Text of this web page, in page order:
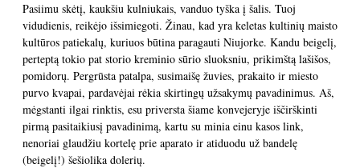
Pasiimu skėtį, kaukšiu kulniukais, vanduo tyška į šalis. Tuoj
vidudienis, reikėjo išsimiegoti. Žinau, kad yra keletas kultinių maisto
kultūros patiekalų, kuriuos būtina paragauti Niujorke. Kandu beigelį,
perteptą tokio pat storio kreminio sūrio sluoksniu, prikimštą lašišos,
pomidorų. Pergrūsta patalpa, susimaišę žuvies, prakaito ir miesto
purvo kvapai, pardavėjai rėkia skirtingų užsakymų pavadinimus. Aš,
mėgstanti ilgai rinktis, esu priversta šiame konvejeryje iščirškinti
pirmą pasitaikiusį pavadinimą, kartu su minia einu kasos link,
nenoriai glaudžiu kortelę prie aparato ir atiduodu už bandelę
(beigelį!) šešiolika dolerių.